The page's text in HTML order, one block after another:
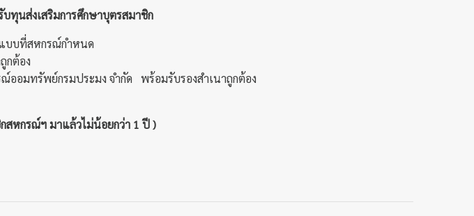
บทุนส่งเสริมการศึกษาบุตรสมาชิก
บบที่สหกรณ์กำหนด
กต้อง
ออมทรัพย์กรมประมง จำกัด พร้อมรับรองสำเนาถูกต้อง
หกรณ์ฯ มาแล้วไม่น้อยกว่า 1 ปี )